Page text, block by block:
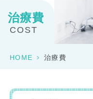
治療費
COST
HOME > 治療費